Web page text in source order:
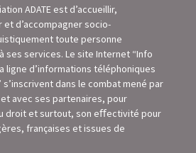
ADATE est d’accueillir,
et d’accompagner socio-
toute personne
ses services. Le site Internet “Info
ligne d’informations téléphoniques
s’inscrivent dans le combat mené par
avec ses partenaires, pour
droit et surtout, son eﬀectivité pour
françaises et issues de